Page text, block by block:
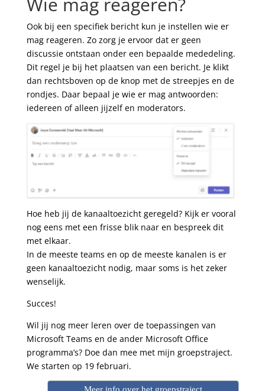
Ook bij een specifiek bericht kun je instellen wie er
mag reageren. Zo zorg je ervoor dat er geen
discussie ontstaan onder een bepaalde mededeling.
Dit regel je bij het plaatsen van een bericht. Je klikt
dan rechtsboven op de knop met de streepjes en de
rondjes. Daar bepaal je wie er mag antwoorden:
iedereen of alleen jijzelf en moderators.
Hoe heb jij de kanaaltoezicht geregeld? Kijk er vooral
nog eens met een frisse blik naar en bespreek dit
met elkaar.
In de meeste teams en op de meeste kanalen is er
geen kanaaltoezicht nodig, maar soms is het zeker
wenselijk.
Succes!
Wil jij nog meer leren over de toepassingen van
Microsoft Teams en de ander Microsoft Office
programma’s? Doe dan mee met mijn groepstraject.
We starten op 19 februari.
Meer info over het groepstraject